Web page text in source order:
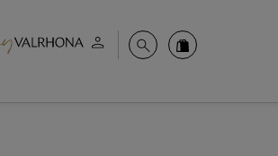
Espace client RechercheCommandez